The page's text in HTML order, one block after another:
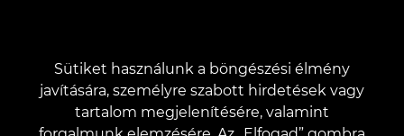
KAPCSOLAT
Sütiket használunk a böngészési élmény
javítására, személyre szabott hirdetések vagy
tartalom megjelenítésére, valamint